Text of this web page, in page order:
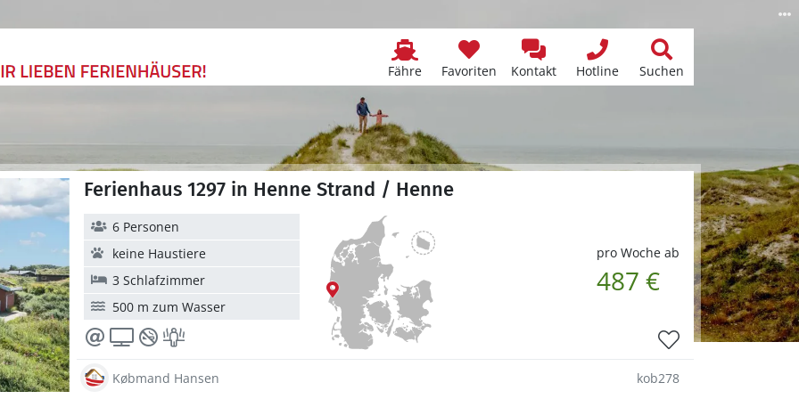
Fähre Favoriten Kontakt Hotline Suchen
Ferienhaus 1297 in Henne Strand / Henne
pro Woche ab
487 €
6 Personen
keine Haustiere
3 Schlafzimmer
500 m zum Wasser
Købmand Hansen kob278